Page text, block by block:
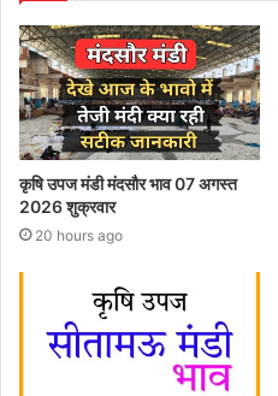
कृषि उपज मंडी मंदसौर भाव 07 अगस्त
2026 शुक्रवार
20 hours ago